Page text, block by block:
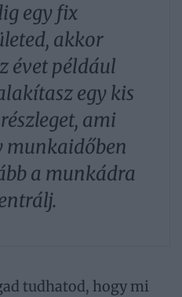
egy fix
akkor
évet például
egy kis
ami
munkaidőben
a munkádra
tudhatod, hogy mi